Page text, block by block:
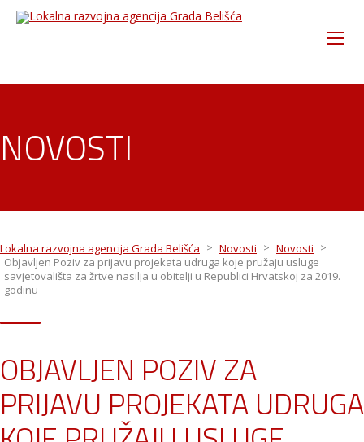
NOVOSTI
Lokalna razvojna agencija Grada Belišća > Novosti > Novosti >
Objavljen Poziv za prijavu projekata udruga koje pružaju usluge
savjetovališta za žrtve nasilja u obitelji u Republici Hrvatskoj za 2019.
godinu
OBJAVLJEN POZIV ZA
PRIJAVU PROJEKATA UDRUGA